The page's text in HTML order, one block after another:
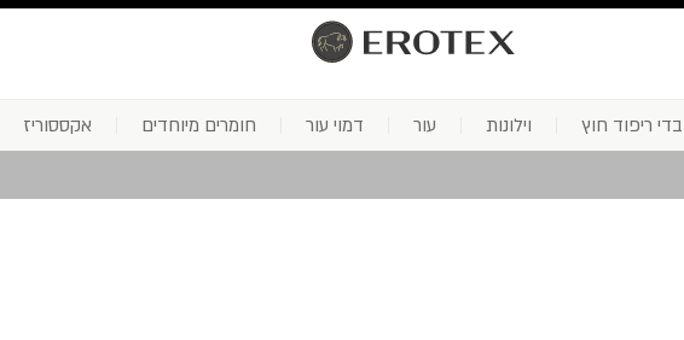
בדי ריפוד חוץ וילונות עור דמוי עור חומרים מיוחדים אקססוריז